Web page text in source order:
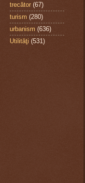
trecător (67)
turism (280)
urbanism (636)
Utilităţi (531)